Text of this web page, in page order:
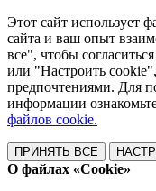
Этот сайт использует
сайта и ваш опыт
все", чтобы
или "Настроить
предпочтениями. Для
информации
файлов cookie.
ПРИНЯТЬ ВСЕ
О файлах «Cookie»